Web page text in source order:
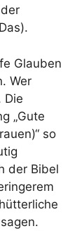
Glauben
Wer
Die
„Gute
so
der Bibel